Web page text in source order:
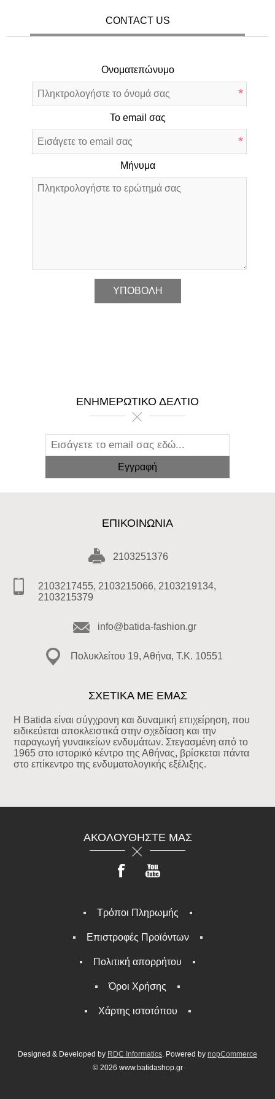
CONTACT US
Ονοματεπώνυμο
*
Το email σας
*
Μήνυμα
ΕΝΗΜΕΡΩΤΙΚΌ ΔΕΛΤΊΟ
ΕΠΙΚΟΙΝΩΝΊΑ
2103251376
2103217455, 2103215066, 2103219134,
2103215379
info@batida-fashion.gr
Πολυκλείτου 19, Αθήνα, T.K. 10551
ΣΧΕΤΙΚΑ ΜΕ ΕΜΑΣ
Η Batida είναι σύγχρονη και δυναμική επιχείρηση, που
ειδικεύεται αποκλειστικά στην σχεδίαση και την
παραγωγή γυναικείων ενδυμάτων. Στεγασμένη από το
1965 στο ιστορικό κέντρο της Αθήνας, βρίσκεται πάντα
στο επίκεντρο της ενδυματολογικής εξέλιξης.
ΑΚΟΛΟΥΘΉΣΤΕ ΜΑΣ
Τρόποι Πληρωμής
Επιστροφές Προϊόντων
Πολιτική απορρήτου
Όροι Χρήσης
Χάρτης ιστοτόπου
Designed & Developed by RDC Informatics. Powered by nopCommerce
© 2026 www.batidashop.gr